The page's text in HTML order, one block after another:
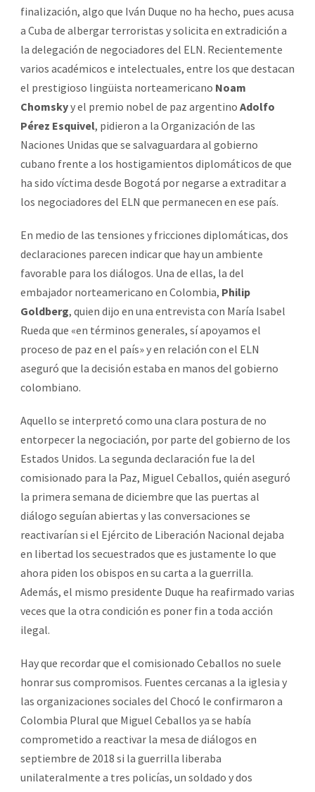
finalización, algo que Iván Duque no ha hecho, pues acusa
a Cuba de albergar terroristas y solicita en extradición a
la delegación de negociadores del ELN. Recientemente
varios académicos e intelectuales, entre los que destacan
el prestigioso lingüista norteamericano Noam
Chomskyy el premio nobel de paz argentino Adolfo
Pérez Esquivel, pidieron a la Organización de las
Naciones Unidas que se salvaguardara al gobierno
cubano frente a los hostigamientos diplomáticos de que
ha sido víctima desde Bogotá por negarse a extraditar a
los negociadores del ELN que permanecen en ese país.
En medio de las tensiones y fricciones diplomáticas, dos
declaraciones parecen indicar que hay un ambiente
favorable para los diálogos. Una de ellas, la del
embajador norteamericano en Colombia, Philip
Goldberg, quien dijo en una entrevista con María Isabel
Rueda que «en términos generales, sí apoyamos el
proceso de paz en el país» y en relación con el ELN
aseguró que la decisión estaba en manos del gobierno
colombiano.
Aquello se interpretó como una clara postura de no
entorpecer la negociación, por parte del gobierno de los
Estados Unidos. La segunda declaración fue la del
comisionado para la Paz, Miguel Ceballos, quién aseguró
la primera semana de diciembre que las puertas al
diálogo seguían abiertas y las conversaciones se
reactivarían si el Ejército de Liberación Nacional dejaba
en libertad los secuestrados que es justamente lo que
ahora piden los obispos en su carta a la guerrilla.
Además, el mismo presidente Duque ha reafirmado varias
veces que la otra condición es poner fin a toda acción
ilegal.
Hay que recordar que el comisionado Ceballos no suele
honrar sus compromisos. Fuentes cercanas a la iglesia y
las organizaciones sociales del Chocó le confirmaron a
Colombia Plural que Miguel Ceballos ya se había
comprometido a reactivar la mesa de diálogos en
septiembre de 2018 si la guerrilla liberaba
unilateralmente a tres policías, un soldado y dos